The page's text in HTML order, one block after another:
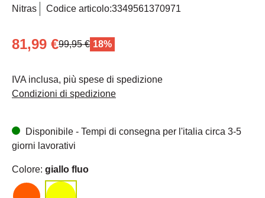
Nitras Codice articolo:3349561370971
81,99 €99,95 € 18%
IVA inclusa, più spese di spedizione
Condizioni di spedizione
Disponibile - Tempi di consegna per l'italia circa 3-5
giorni lavorativi
Colore: giallo fluo